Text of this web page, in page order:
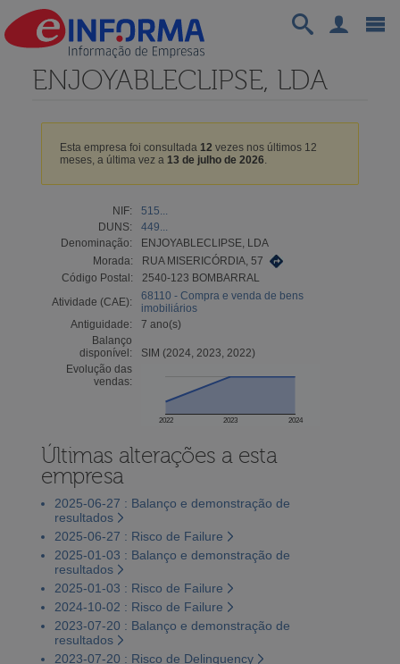
ENJOYABLECLIPSE, LDA
Esta empresa foi consultada 12 vezes nos últimos 12
meses, a última vez a 13 de julho de 2026.
NIF:
515...
DUNS:
449...
Denominação:
ENJOYABLECLIPSE, LDA
Morada:
RUA MISERICÓRDIA, 57
Código Postal:
2540-123 BOMBARRAL
Atividade (CAE):
68110 - Compra e venda de bens
imobiliários
Antiguidade:
7 ano(s)
Balanço
disponível:
SIM (2024, 2023, 2022)
Evolução das
vendas:
2022 2023 2024
Últimas alterações a esta
empresa
2025-06-27 : Balanço e demonstração de
resultados
2025-06-27 : Risco de Failure
2025-01-03 : Balanço e demonstração de
resultados
2025-01-03 : Risco de Failure
2024-10-02 : Risco de Failure
2023-07-20 : Balanço e demonstração de
resultados
2023-07-20 : Risco de Delinquency